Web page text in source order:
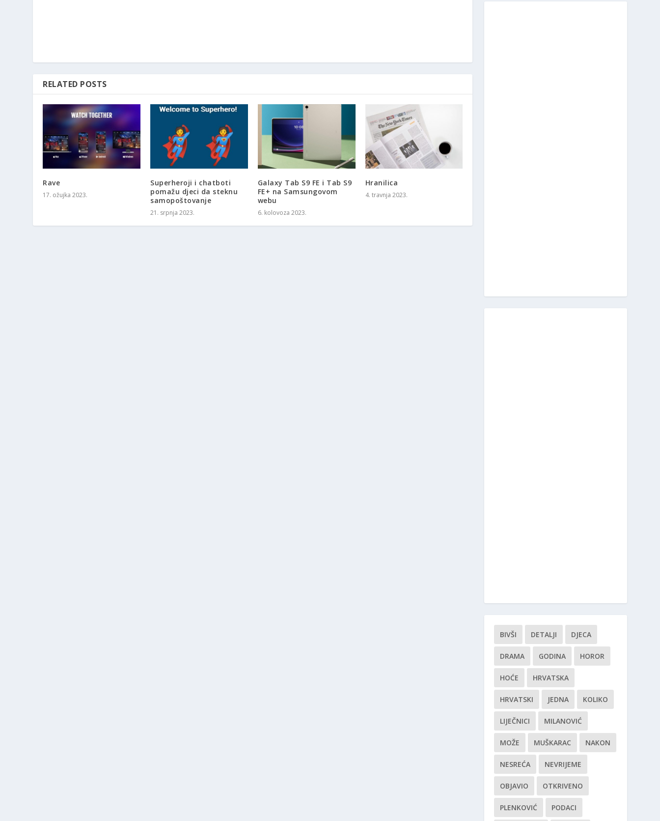
RELATED POSTS
Rave
17. ožujka 2023.
Superheroji i chatboti
pomažu djeci da steknu
samopoštovanje
21. srpnja 2023.
Galaxy Tab S9 FE i Tab S9
FE+ na Samsungovom
webu
6. kolovoza 2023.
Hranilica
4. travnja 2023.
BIVŠI DETALJI DJECA
DRAMA GODINA HOROR
HOĆE HRVATSKA
HRVATSKI JEDNA KOLIKO
LIJEČNICI MILANOVIĆ
MOŽE MUŠKARAC NAKON
NESREĆA NEVRIJEME
OBJAVIO OTKRIVENO
PLENKOVIĆ PODACI